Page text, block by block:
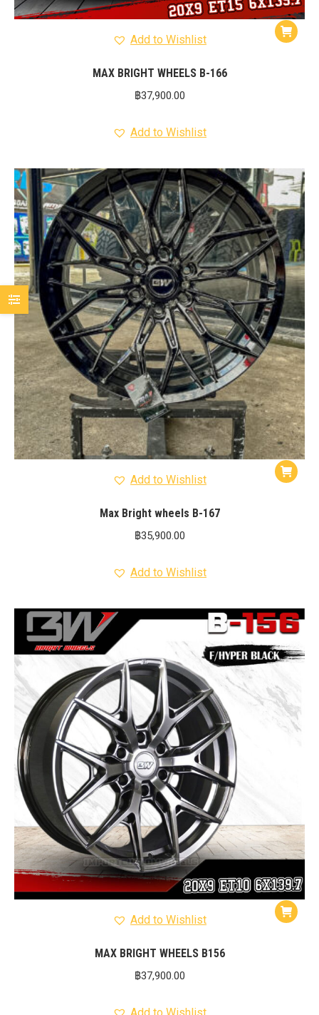
Add to Wishlist
MAX BRIGHT WHEELS B-166
฿37,900.00
Add to Wishlist
Add to Wishlist
Max Bright wheels B-167
฿35,900.00
Add to Wishlist
Add to Wishlist
MAX BRIGHT WHEELS B156
฿37,900.00